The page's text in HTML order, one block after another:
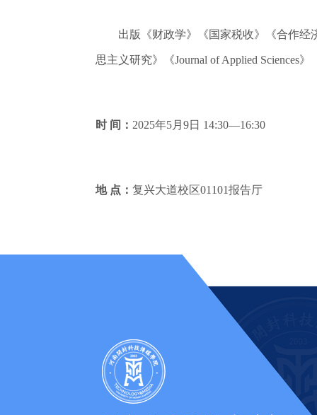
出版《财政学》《国家税收》《合作经
思主义研究》《Journal of Applied
时 间： 2025年5月9日 14:30—16:30
地 点： 复兴大道校区01101报告厅